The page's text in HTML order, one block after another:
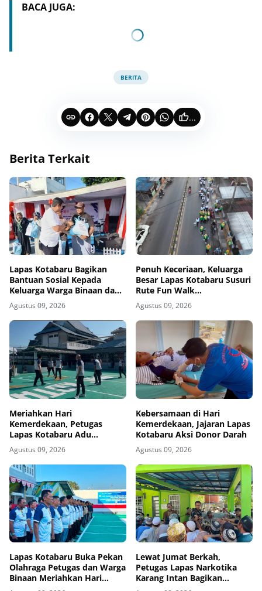
BACA JUGA:
BERITA
...
Berita Terkait
Lapas Kotabaru Bagikan
Bantuan Sosial Kepada
Keluarga Warga Binaan dan
Masyarakat Sekitar
Agustus 09, 2026
Penuh Keceriaan, Keluarga
Besar Lapas Kotabaru Susuri
Rute Fun Walk
Kemerdekaan
Agustus 09, 2026
Meriahkan Hari
Kemerdekaan, Petugas
Lapas Kotabaru Adu
Ketangkasan Bola Voli
Agustus 09, 2026
Kebersamaan di Hari
Kemerdekaan, Jajaran Lapas
Kotabaru Aksi Donor Darah
Agustus 09, 2026
Lapas Kotabaru Buka Pekan
Olahraga Petugas dan Warga
Binaan Meriahkan Hari
Kemerdekaan
Lewat Jumat Berkah,
Petugas Lapas Narkotika
Karang Intan Bagikan
Makanan Kepada Warga